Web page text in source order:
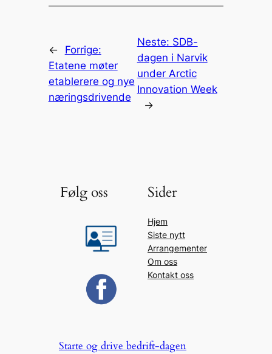
←
Forrige:
Etatene møter
etablerere og nye
næringsdrivende
Neste: SDB-
dagen i Narvik
under Arctic
Innovation Week
→
Følg oss Sider
Hjem
Siste nytt
Arrangementer
Om oss
Kontakt oss
Starte og drive bedrift-dagen